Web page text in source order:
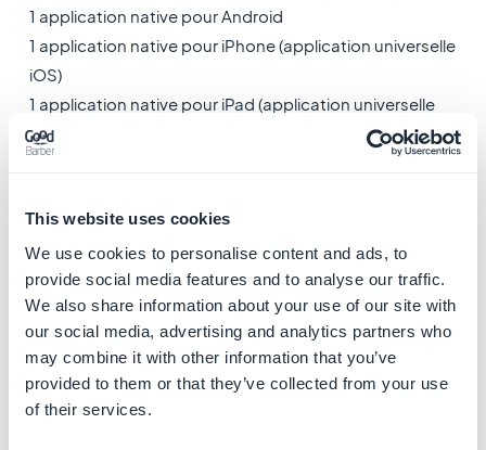
This website uses cookies
We use cookies to personalise content and ads, to
provide social media features and to analyse our traffic.
We also share information about your use of our site with
our social media, advertising and analytics partners who
may combine it with other information that you’ve
provided to them or that they’ve collected from your use
of their services.
1 application native pour Android
1 application native pour iPhone (application universelle
iOS)
1 application native pour iPad (application universelle
iOS)
mensuellement ou annuellement.
2. Comment créer une
nouvelle application ?
​Pour créer une nouvelle application, vous
devezsouscrire à une nouvelle formule.